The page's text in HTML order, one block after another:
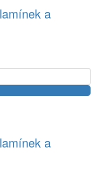
a
a